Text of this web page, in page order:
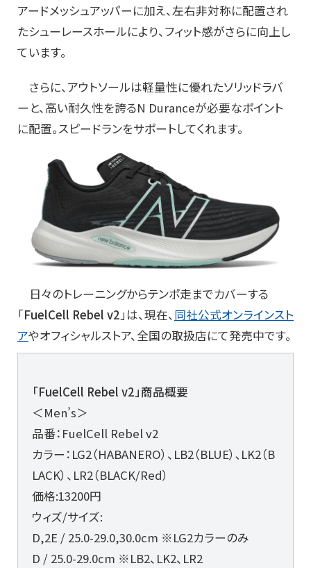
アードメッシュアッパーに加え、左右非対称に配置され
たシューレースホールにより、フィット感がさらに向上し
ています。
さらに、アウトソールは軽量性に優れたソリッドラバ
ーと、高い耐久性を誇るN Duranceが必要なポイント
に配置。スピードランをサポートしてくれます。
日々のトレーニングからテンポ走までカバーする
「FuelCell Rebel v2」は、現在、同社公式オンラインスト
アやオフィシャルストア、全国の取扱店にて発売中です。
「FuelCell Rebel v2」商品概要
＜Men’s＞
品番：FuelCell Rebel v2
カラー：LG2（HABANERO）、LB2（BLUE）､LK2（B
LACK）、LR2（BLACK/Red）
価格:13200円
ウィズ/サイズ:
D,2E / 25.0-29.0,30.0cm ※LG2カラーのみ
D / 25.0-29.0cm ※LB2、LK2、LR2